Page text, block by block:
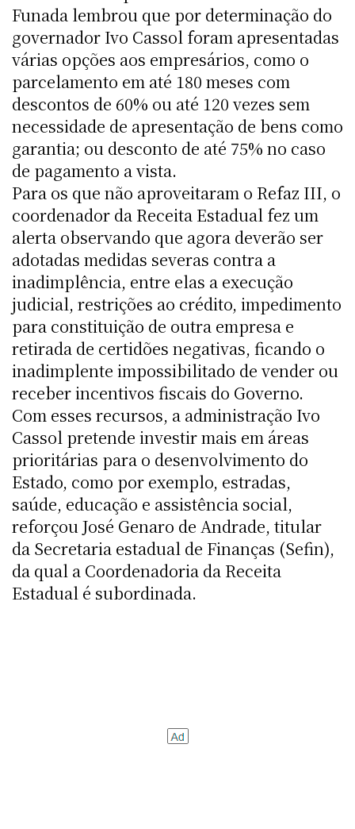
Funada lembrou que por determinação do
governador Ivo Cassol foram apresentadas
várias opções aos empresários, como o
parcelamento em até 180 meses com
descontos de 60% ou até 120 vezes sem
necessidade de apresentação de bens como
garantia; ou desconto de até 75% no caso
de pagamento a vista.
Para os que não aproveitaram o Refaz III, o
coordenador da Receita Estadual fez um
alerta observando que agora deverão ser
adotadas medidas severas contra a
inadimplência, entre elas a execução
judicial, restrições ao crédito, impedimento
para constituição de outra empresa e
retirada de certidões negativas, ficando o
inadimplente impossibilitado de vender ou
receber incentivos fiscais do Governo.
Com esses recursos, a administração Ivo
Cassol pretende investir mais em áreas
prioritárias para o desenvolvimento do
Estado, como por exemplo, estradas,
saúde, educação e assistência social,
reforçou José Genaro de Andrade, titular
da Secretaria estadual de Finanças (Sefin),
da qual a Coordenadoria da Receita
Estadual é subordinada.